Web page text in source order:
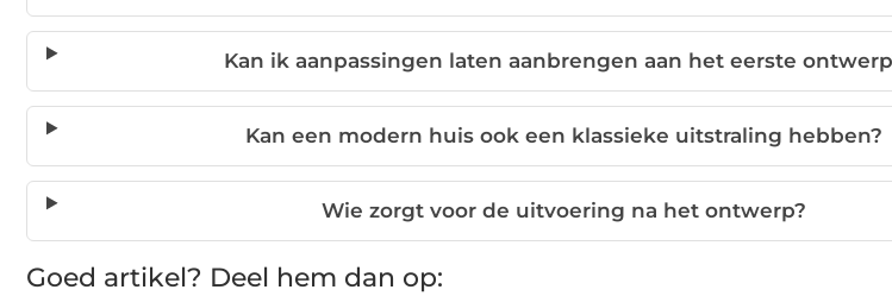
Kan ik aanpassingen laten aanbrengen aan het eerste
Kan een modern huis ook een klassieke uitstraling hebben?
Wie zorgt voor de uitvoering na het ontwerp?
Goed artikel? Deel hem dan op: